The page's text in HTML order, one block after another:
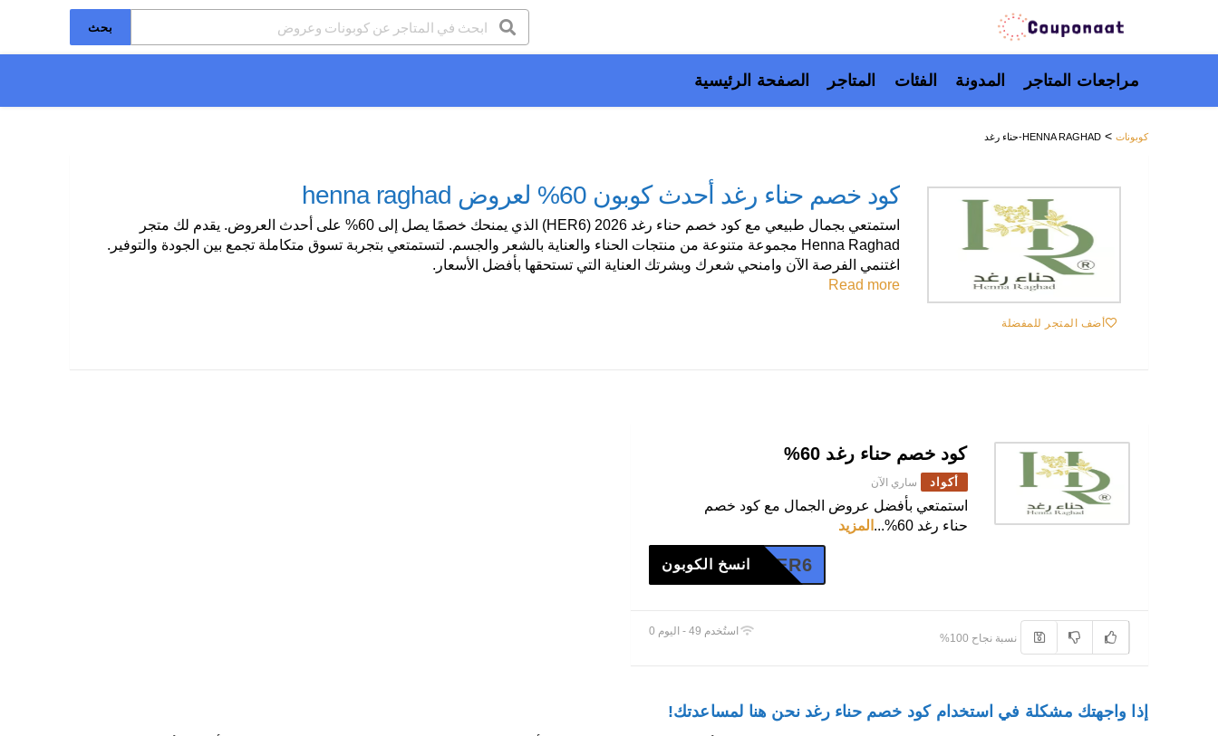
بحث
إلى
الصفحة الرئيسية المتاجر الفئات المدونة مراجعات المتاجر
كوبونات > HENNA RAGHAD-حناء رغد
أضف المتجر للمفضلة
كود خصم حناء رغد أحدث كوبون 60% لعروض henna raghad
استمتعي بجمال طبيعي مع كود خصم حناء رغد 2026 (HER6) الذي يمنحك خصمًا يصل إلى 60% على أحدث العروض. يقدم لك متجر
Henna Raghad مجموعة متنوعة من منتجات الحناء والعناية بالشعر والجسم. لتستمتعي بتجربة تسوق متكاملة تجمع بين الجودة والتوفير.
اغتنمي الفرصة الآن وامنحي شعرك وبشرتك العناية التي تستحقها بأفضل الأسعار.
Read more
كود خصم حناء رغد 60%
أكواد ساري الآن
استمتعي بأفضل عروض الجمال مع كود خصم
حناء رغد 60%
... المزيد
HER6 انسخ الكوبون
استُخدم 49 - اليوم 0
نسبة نجاح 100%
إذا واجهتك مشكلة في استخدام كود خصم حناء رغد نحن هنا لمساعدتك!